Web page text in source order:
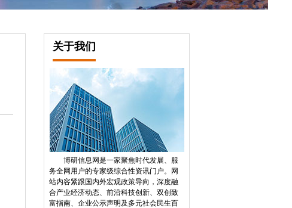
关于我们
博研信息网是一家聚焦时代发展、服
务全网用户的专家级综合性资讯门户。网
站内容紧跟国内外宏观政策导向，深度融
合产业经济动态、前沿科技创新、双创致
富指南、企业公示声明及多元社会民生百